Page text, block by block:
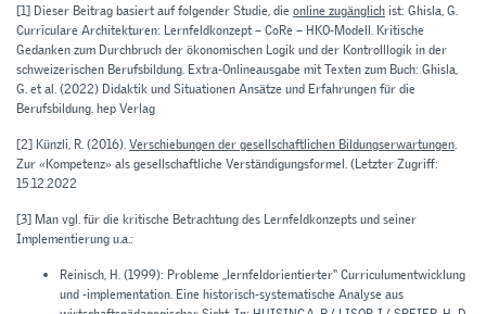
[1] Dieser Beitrag basiert auf folgender Studie, dieonline zugänglichist: Ghisla, G.
Curriculare Architekturen: Lernfeldkonzept – CoRe – HKO-Modell. Kritische
Gedanken zum Durchbruch der ökonomischen Logik und der Kontrolllogik in der
schweizerischen Berufsbildung. Extra-Onlineausgabe mit Texten zum Buch: Ghisla,
G. et al. (2022) Didaktik und Situationen Ansätze und Erfahrungen für die
Berufsbildung.hep Verlag
[2] Künzli, R. (2016).Verschiebungen der gesellschaftlichen Bildungserwartungen.
Zur «Kompetenz» als gesellschaftliche Verständigungsformel. (Letzter Zugriff:
15.12.2022
[3] Man vgl. für die kritische Betrachtung des Lernfeldkonzepts und seiner
Implementierung u.a.:
Reinisch, H. (1999): Probleme „lernfeldorientierter“ Curriculumentwicklung
und -implementation. Eine historisch-systematische Analyse aus